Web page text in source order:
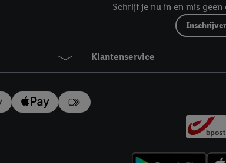
Schrijf je nu in en mis geen
Klantenservice